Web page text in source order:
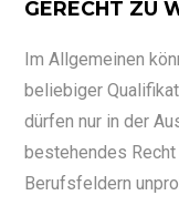
GERECHT ZU
Im Allgemeinen
beliebiger
dürfen nur in der
bestehendes
Berufsfeldern